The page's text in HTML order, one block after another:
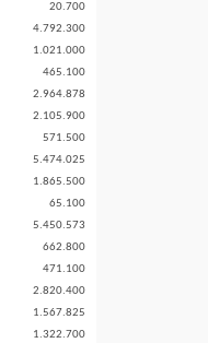
20.700
4.792.300
1.021.000
465.100
2.964.878
2.105.900
571.500
5.474.025
1.865.500
65.100
5.450.573
662.800
471.100
2.820.400
1.567.825
1.322.700